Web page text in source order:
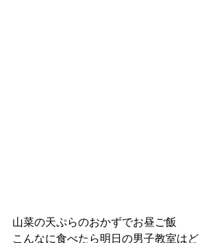
山菜の天ぷらのおかずでお昼ご飯
こんなに食べたら明日の男子教室はど